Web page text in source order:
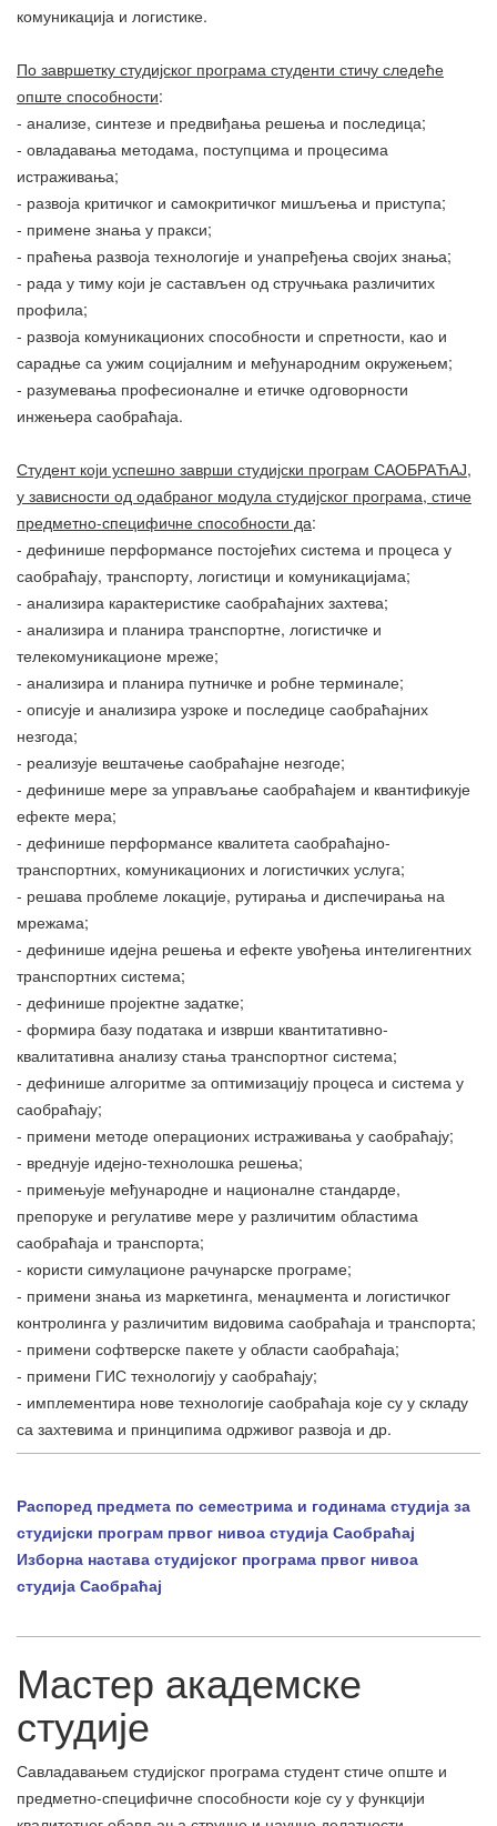
комуникација и логистике.
По завршетку студијског програма студенти стичу следеће
опште способности:
- анализе, синтезе и предвиђања решења и последица;
- овладавања методама, поступцима и процесима
истраживања;
- развоја критичког и самокритичког мишљења и приступа;
- примене знања у пракси;
- праћења развоја технологије и унапређења својих знања;
- рада у тиму који је састављен од стручњака различитих
профила;
- развоја комуникационих способности и спретности, као и
сарадње са ужим социјалним и међународним окружењем;
- разумевања професионалне и етичке одговорности
инжењера саобраћаја.
Студент који успешно заврши студијски програм САОБРАЋАЈ,
у зависности од одабраног модула студијског програма, стиче
предметно-специфичне способности да:
- дефинише перформансе постојећих система и процеса у
саобраћају, транспорту, логистици и комуникацијама;
- анализира карактеристике саобраћајних захтева;
- анализира и планира транспортне, логистичке и
телекомуникационе мреже;
- анализира и планира путничке и робне терминале;
- описује и анализира узроке и последице саобраћајних
незгода;
- реализује вештачење саобраћајне незгоде;
- дефинише мере за управљање саобраћајем и квантификује
ефекте мера;
- дефинише перформансе квалитета саобраћајно-
транспортних, комуникационих и логистичких услуга;
- решава проблеме локације, рутирања и диспечирања на
мрежама;
- дефинише идејна решења и ефекте увођења интелигентних
транспортних система;
- дефинише пројектне задатке;
- формира базу података и изврши квантитативно-
квалитативна анализу стања транспортног система;
- дефинише алгоритме за оптимизацију процеса и система у
саобраћају;
- примени методе операционих истраживања у саобраћају;
- вреднује идејно-технолошка решења;
- примењује међународне и националне стандарде,
препоруке и регулативе мере у различитим областима
саобраћаја и транспорта;
- користи симулационе рачунарске програме;
- примени знања из маркетинга, менаџмента и логистичког
контролинга у различитим видовима саобраћаја и транспорта;
- примени софтверске пакете у области саобраћаја;
- примени ГИС технологију у саобраћају;
- имплементира нове технологије саобраћаја које су у складу
са захтевима и принципима одрживог развоја и др.
Распоред предмета по семестрима и годинама студија за
студијски програм првог нивоа студија Саобраћај
Изборна настава студијског програма првог нивоа
студија Саобраћај
Мастер академске
студије
Савладавањем студијског програма студент стиче опште и
предметно-специфичне способности које су у функцији